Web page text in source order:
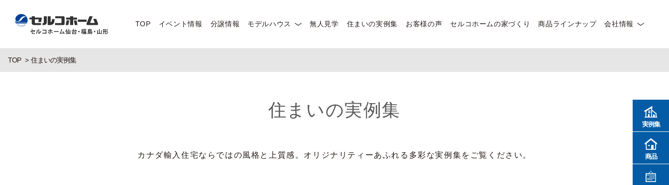
TOP イベント情報 分譲情報 モデルハウス 無人見学 住まいの実例集 お客様の声 セルコホームの家づくり 商品ラインナップ 会社情報
TOP 住まいの実例集
住まいの実例集
カナダ輸入住宅ならではの風格と上質感。オリジナリティーあふれる多彩な実例集をご覧ください。
実例集
商品